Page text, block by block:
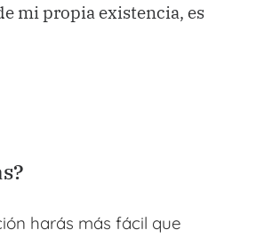
mi propia existencia, es
harás más fácil que